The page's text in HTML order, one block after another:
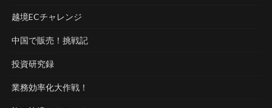
越境ECチャレンジ
中国で販売！挑戦記
投資研究録
業務効率化大作戦！